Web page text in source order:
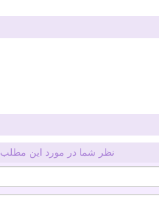
نظر شما در مورد این مطلب